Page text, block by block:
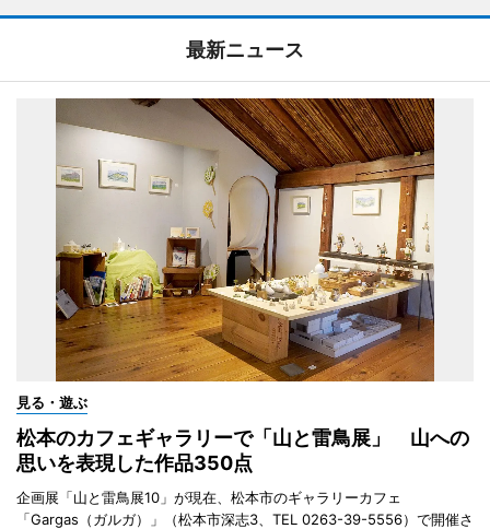
最新ニュース
見る・遊ぶ
松本のカフェギャラリーで「山と雷鳥展」 山への
思いを表現した作品350点
企画展「山と雷鳥展10」が現在、松本市のギャラリーカフェ
「Gargas（ガルガ）」（松本市深志3、TEL 0263-39-5556）で開催さ